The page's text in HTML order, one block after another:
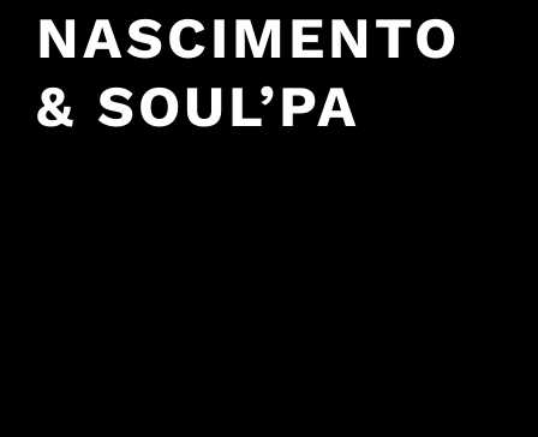
NASCIMENTO
& SOUL’PA